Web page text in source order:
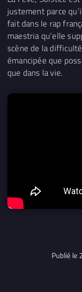
justement parce
fait dans le rap
maestria qu’elle
scène de la
émancipée que
que dans la vie.
Publié le